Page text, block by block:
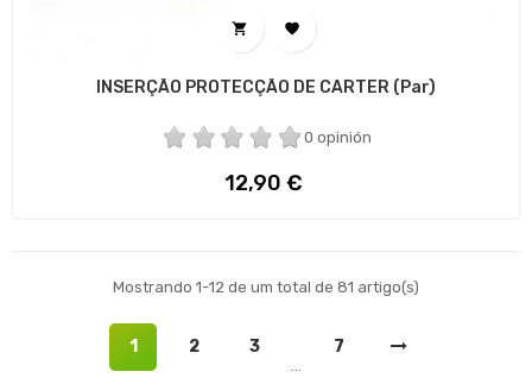
 
INSERÇÃO PROTECÇÃO DE CARTER (par)
0 opinión
Preço
12,90 €
Mostrando 1-12 de um total de 81 artigo(s)
1 2 3
…
7